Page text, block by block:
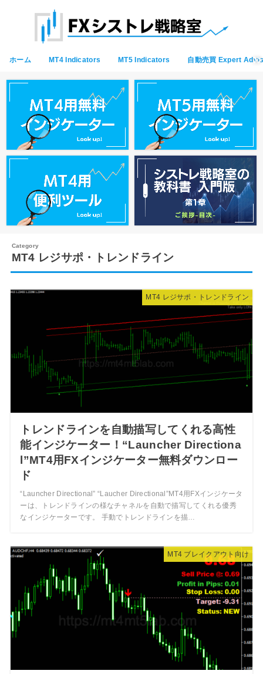
ホーム MT4 Indicators MT5 Indicators 自動売買 Expert
MT4 レジサポ・トレンドライン
MT4 レジサポ・トレンドライン
トレンドラインを自動描写してくれる高性
能インジケーター！“Launcher Directiona
l”MT4用FXインジケーター無料ダウンロー
ド
“Launcher Directional” “Laucher Directional”MT4用FXインジケータ
ーは、トレンドラインの様なチャネルを自動で描写してくれる優秀
なインジケーターです。 手動でトレンドラインを描…
MT4 ブレイクアウト向け